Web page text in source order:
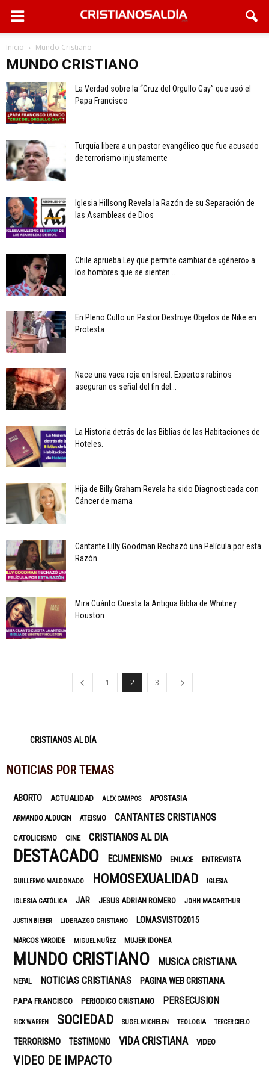
Inicio Mundo Cristiano
MUNDO CRISTIANO
La Verdad sobre la “Cruz del Orgullo Gay” que usó el
Papa Francisco
Turquía libera a un pastor evangélico que fue acusado
de terrorismo injustamente
Iglesia Hillsong Revela la Razón de su Separación de
las Asambleas de Dios
Chile aprueba Ley que permite cambiar de «género» a
los hombres que se sienten...
En Pleno Culto un Pastor Destruye Objetos de Nike en
Protesta
Nace una vaca roja en Isreal. Expertos rabinos
aseguran es señal del fin del...
La Historia detrás de las Biblias de las Habitaciones de
Hoteles.
Hija de Billy Graham Revela ha sido Diagnosticada con
Cáncer de mama
Cantante Lilly Goodman Rechazó una Película por esta
Razón
Mira Cuánto Cuesta la Antigua Biblia de Whitney
Houston
1 2 3
CRISTIANOS AL DÍA
NOTICIAS POR TEMAS
ABORTO ACTUALIDAD ALEX CAMPOS APOSTASIA
ARMANDO ALDUCIN ATEISMO CANTANTES CRISTIANOS
CATOLICISMO CINE CRISTIANOS AL DIA
DESTACADO ECUMENISMO ENLACE ENTREVISTA
GUILLERMO MALDONADO HOMOSEXUALIDAD IGLESIA
IGLESIA CATÓLICA JAR JESUS ADRIAN ROMERO JOHN MACARTHUR
JUSTIN BIEBER LIDERAZGO CRISTIANO LOMASVISTO2015
MARCOS YAROIDE MIGUEL NUÑEZ MUJER IDONEA
MUNDO CRISTIANO MUSICA CRISTIANA
NEPAL NOTICIAS CRISTIANAS PAGINA WEB CRISTIANA
PAPA FRANCISCO PERIODICO CRISTIANO PERSECUSION
RICK WARREN SOCIEDAD SUGEL MICHELEN TEOLOGIA TERCER CIELO
TERRORISMO TESTIMONIO VIDA CRISTIANA VIDEO
VIDEO DE IMPACTO